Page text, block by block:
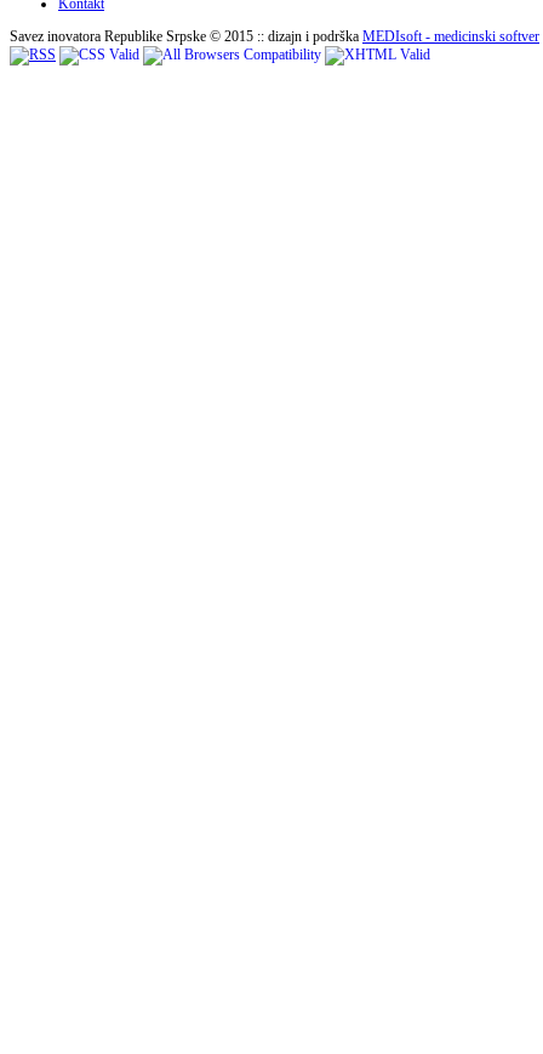
Kontakt
Savez inovatora Republike Srpske © 2015 :: dizajn i podrška MEDIsoft - medicinski softver